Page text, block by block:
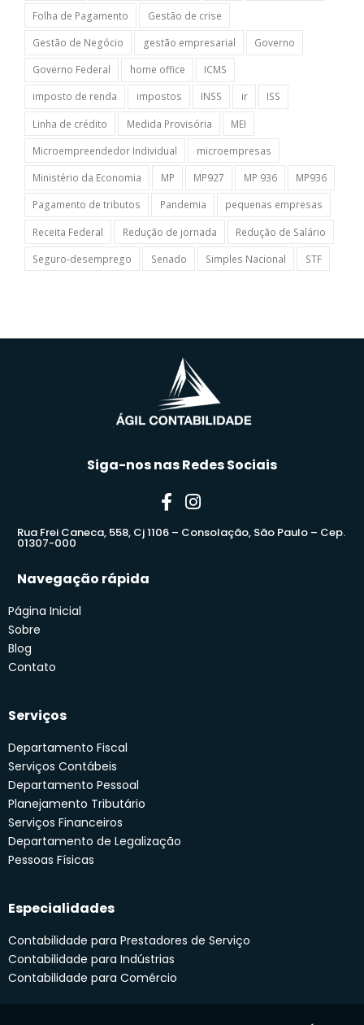
Folha de Pagamento
Gestão de crise
Gestão de Negócio
gestão empresarial
Governo
Governo Federal
home office
ICMS
imposto de renda
impostos INSS ir
ISS
Linha de crédito
Medida Provisória
MEI
Microempreendedor Individual
microempresas
Ministério da Economia
MP MP927 MP 936
MP936
Pagamento de tributos
Pandemia
pequenas empresas
Receita Federal
Redução de jornada
Redução de Salário
Seguro-desemprego
Senado Simples Nacional STF
Siga-nos nas Redes Sociais
Rua Frei Caneca, 558, Cj 1106 – Consolação, São Paulo – Cep.
01307-000
Navegação rápida
Página Inicial
Sobre
Blog
Contato
Serviços
Departamento Fiscal
Serviços Contábeis
Departamento Pessoal
Planejamento Tributário
Serviços Financeiros
Departamento de Legalização
Pessoas Físicas
Especialidades
Contabilidade para Prestadores de Serviço
Contabilidade para Indústrias
Contabilidade para Comércio